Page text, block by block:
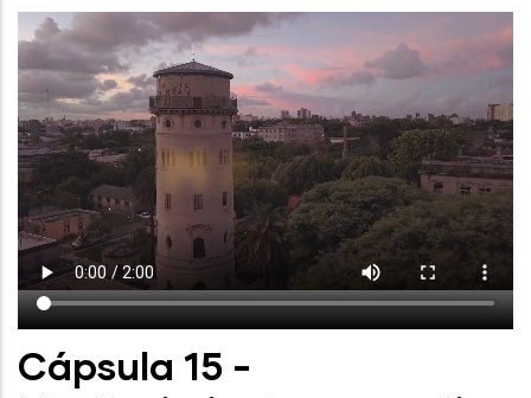
Cápsula 15 -